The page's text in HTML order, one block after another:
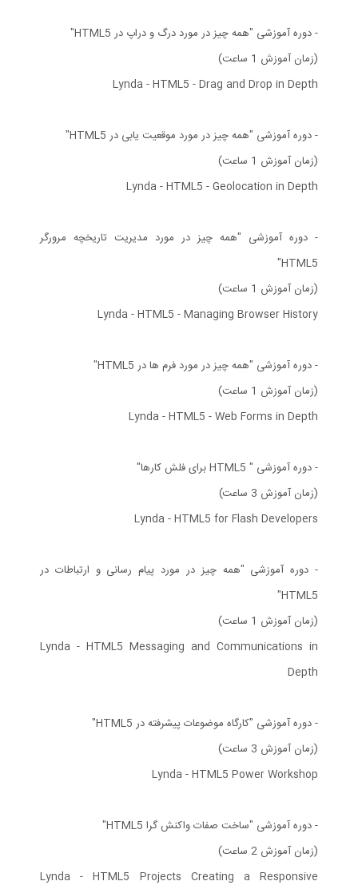
- دوره آموزشی "همه چیز در مورد درگ و دراپ در HTML5"
(زمان آموزش 1 ساعت)
Lynda - HTML5 - Drag and Drop in Depth
- دوره آموزشی "همه چیز در مورد موقعیت یابی در HTML5"
(زمان آموزش 1 ساعت)
Lynda - HTML5 - Geolocation in Depth
- دوره آموزشی "همه چیز در مورد مدیریت تاریخچه مرورگر
HTML5"
(زمان آموزش 1 ساعت)
Lynda - HTML5 - Managing Browser History
- دوره آموزشی "همه چیز در مورد فرم ها در HTML5"
(زمان آموزش 1 ساعت)
Lynda - HTML5 - Web Forms in Depth
- دوره آموزشی " HTML5 برای فلش کارها"
(زمان آموزش 3 ساعت)
Lynda - HTML5 for Flash Developers
- دوره آموزشی "همه چیز در مورد پیام رسانی و ارتباطات در
HTML5"
(زمان آموزش 1 ساعت)
Lynda - HTML5 Messaging and Communications in
Depth
- دوره آموزشی "کارگاه موضوعات پیشرفته در HTML5"
(زمان آموزش 3 ساعت)
Lynda - HTML5 Power Workshop
- دوره آموزشی "ساخت صفات واکنش گرا HTML5"
(زمان آموزش 2 ساعت)
Lynda - HTML5 Projects Creating a Responsive